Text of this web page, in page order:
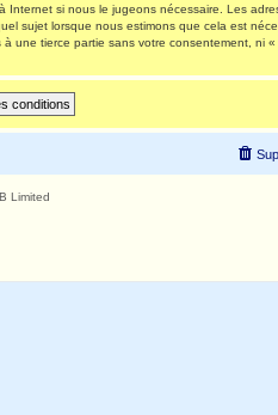
si nous le jugeons nécessaire. Les
sujet lorsque nous estimons que cela est
tierce partie sans votre consentement, ni
Limited